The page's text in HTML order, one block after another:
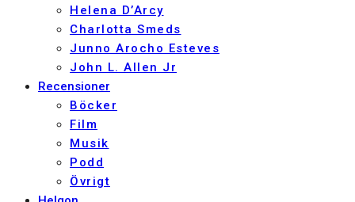
Helena D’Arcy
Charlotta Smeds
Junno Arocho Esteves
John L. Allen Jr
Recensioner
Böcker
Film
Musik
Podd
Övrigt